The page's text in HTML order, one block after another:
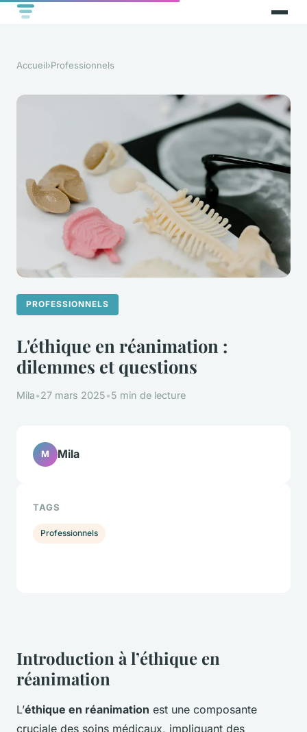
Accueil›Professionnels
PROFESSIONNELS
L'éthique en réanimation :
dilemmes et questions
Mila•27 mars 2025•5 min de lecture
Introduction à l’éthique en
réanimation
L’éthique en réanimation est une composante
cruciale des soins médicaux, impliquant des
M Mila
TAGS
Professionnels